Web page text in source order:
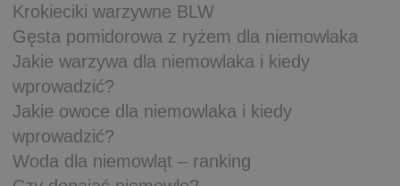
Krokieciki warzywne BLW
Gęsta pomidorowa z ryżem dla niemowlaka
Jakie warzywa dla niemowlaka i kiedy
wprowadzić?
Jakie owoce dla niemowlaka i kiedy
wprowadzić?
Woda dla niemowląt – ranking